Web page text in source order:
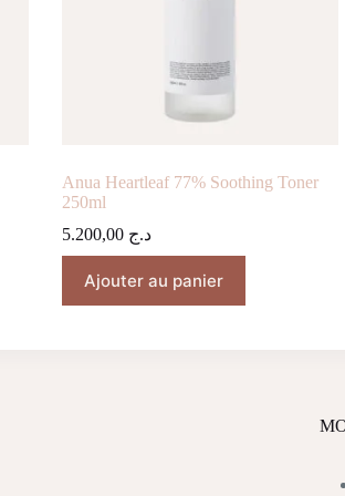
Anua Heartleaf 77% Soothing Toner
250ml
د.ج 5.200,00
Ajouter au panier